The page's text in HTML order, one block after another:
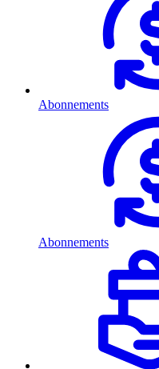
Abonnements
Abonnements